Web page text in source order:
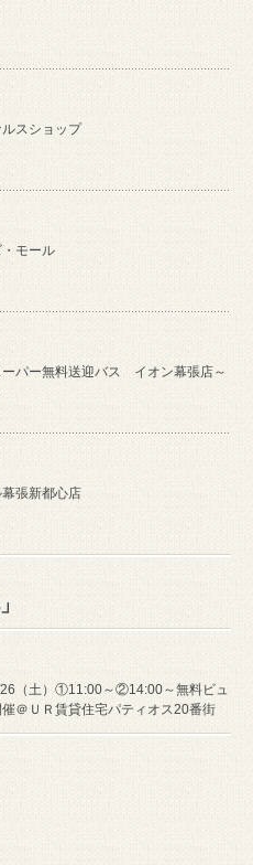
スショップ
モール
ーパー無料送迎バス イオン幕張店～
張新都心店
26（土）①11:00～②14:00～無料ビュ
＠ＵＲ賃貸住宅パティオス20番街